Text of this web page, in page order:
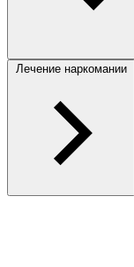
Лечение наркомании